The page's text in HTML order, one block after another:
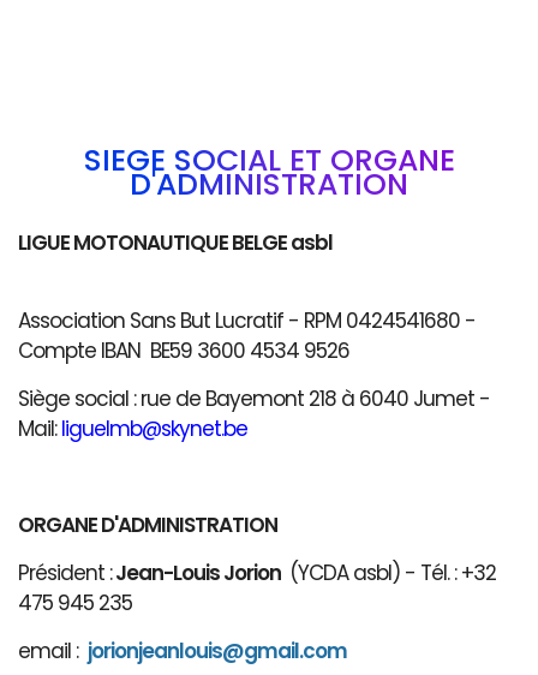
SIÈGE SOCIAL ET ORGANE
D'ADMINISTRATION
LIGUE MOTONAUTIQUE BELGE asbl
Association Sans But Lucratif - RPM 0424541680 -
Compte IBAN BE59 3600 4534 9526
Siège social : rue de Bayemont 218 à 6040 Jumet -
Mail:liguelmb@skynet.be
ORGANE D'ADMINISTRATION
Président :Jean-Louis Jorion (YCDA asbl) - Tél. : +32
475 945 235
email : jorionjeanlouis@gmail.com